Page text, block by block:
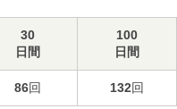
30
日間
100
日間
86回 132回